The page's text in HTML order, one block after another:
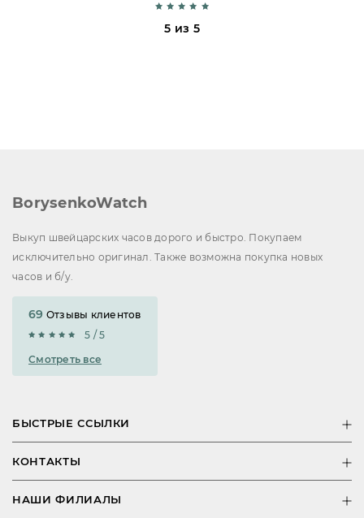
5 из 5
BorysenkoWatch
Выкуп швейцарских часов дорого и быстро. Покупаем
исключительно оригинал. Также возможна покупка новых
часов и б/у.
69 Отзывы клиентов
5 / 5
Смотреть все
БЫСТРЫЕ ССЫЛКИ
КОНТАКТЫ
НАШИ ФИЛИАЛЫ